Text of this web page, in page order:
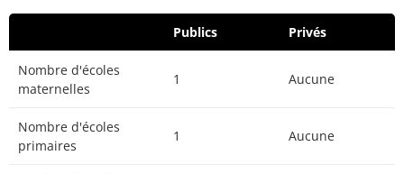
Publics Privés
Nombre d'écoles
maternelles
1 Aucune
Nombre d'écoles
primaires
1 Aucune